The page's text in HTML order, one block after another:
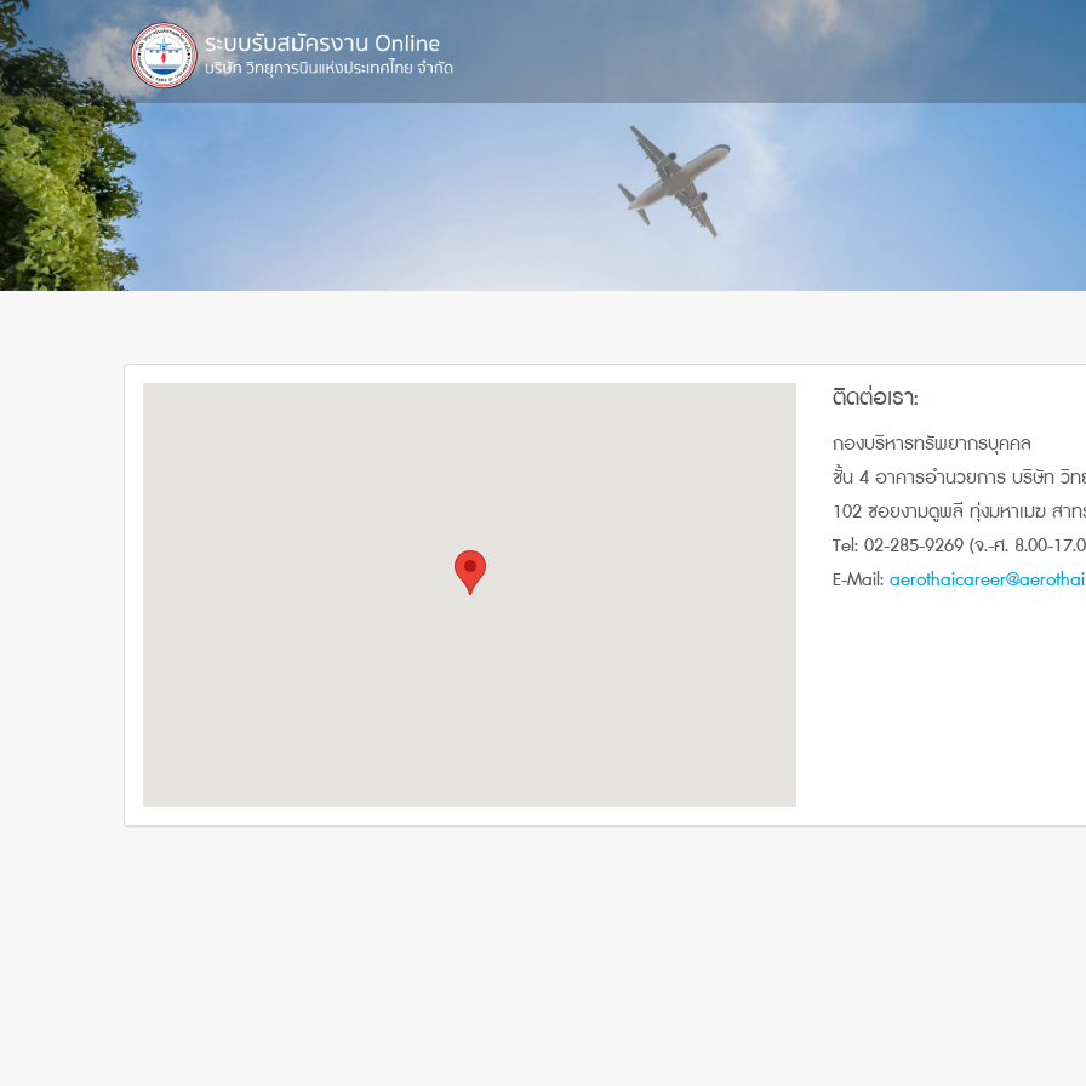
ติดต่อเรา:
กองบริหารทรัพยากรบุคคล
ชั้น 4 อาคารอำนวยการ บริษัท วิท
102 ซอยงามดูพลี ทุ่งมหาเมฆ สา
Tel: 02-285-9269 (จ.-ศ. 8.00-
E-Mail: